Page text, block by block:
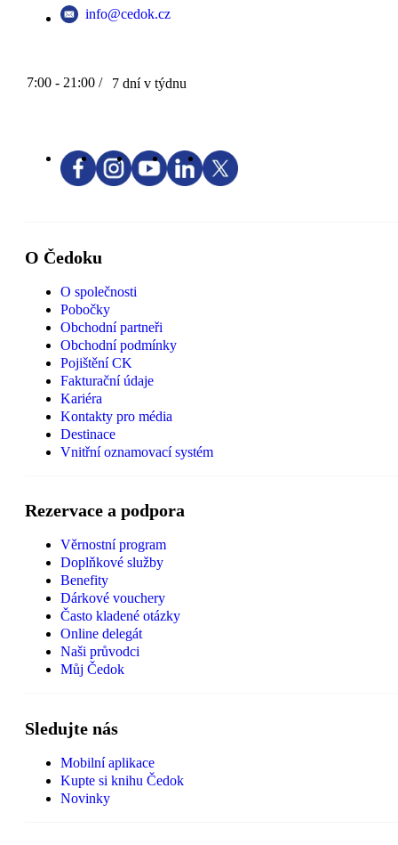
info@cedok.cz
7:00 - 21:00 / 7 dní v týdnu
O Čedoku
O společnosti
Pobočky
Obchodní partneři
Obchodní podmínky
Pojištění CK
Fakturační údaje
Kariéra
Kontakty pro média
Destinace
Vnitřní oznamovací systém
Rezervace a podpora
Věrnostní program
Doplňkové služby
Benefity
Dárkové vouchery
Často kladené otázky
Online delegát
Naši průvodci
Můj Čedok
Sledujte nás
Mobilní aplikace
Kupte si knihu Čedok
Novinky